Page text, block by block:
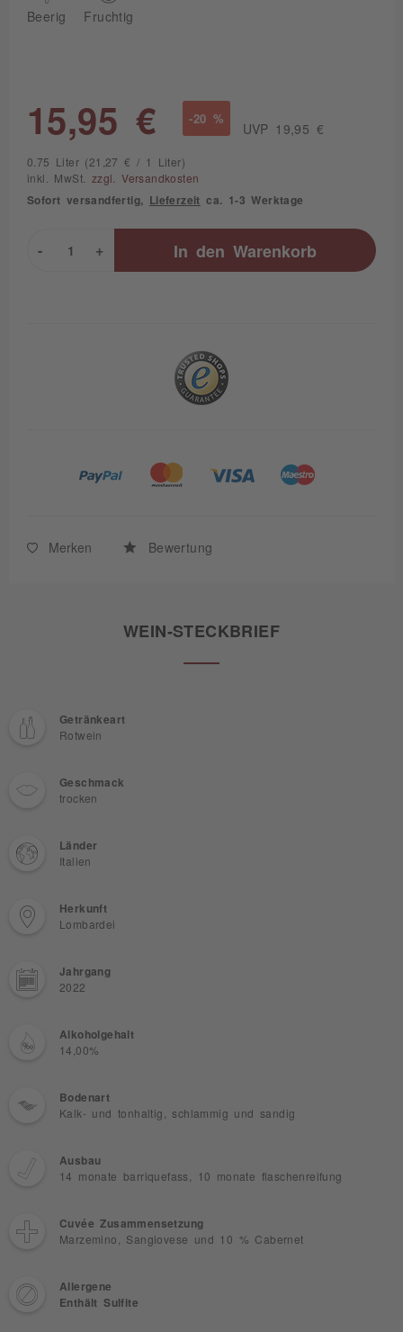
Beerig Fruchtig
15,95 € -20 %
UVP 19,95 €
0.75 Liter (21,27 € / 1 Liter)
inkl. MwSt. zzgl. Versandkosten
Sofort versandfertig, Lieferzeit ca. 1-3 Werktage
+
- In den Warenkorb
Merken Bewertung
WEIN-STECKBRIEF
Getränkeart
Rotwein
Geschmack
trocken
Länder
Italien
Herkunft
Lombardei
Jahrgang
2022
Alkoholgehalt
14,00%
Bodenart
Kalk- und tonhaltig, schlammig und sandig
Ausbau
14 monate barriquefass, 10 monate flaschenreifung
Cuvée Zusammensetzung
Marzemino, Sangiovese und 10 % Cabernet
Allergene
Enthält Sulfite